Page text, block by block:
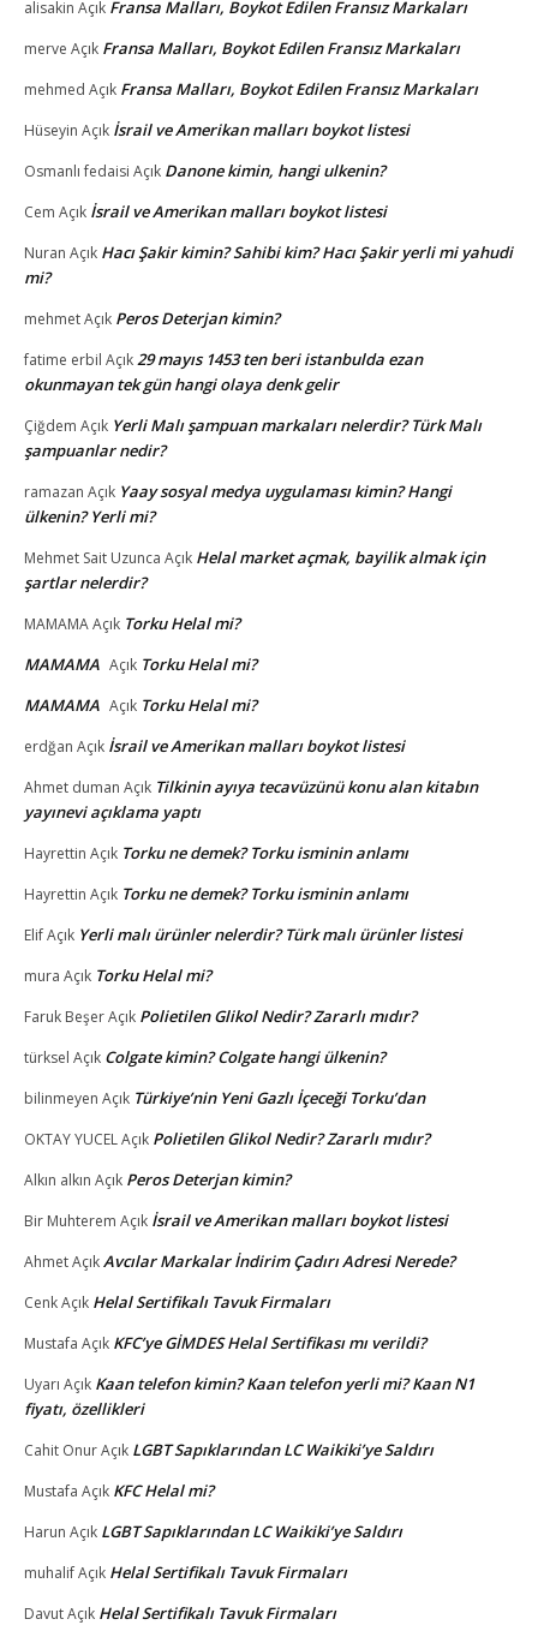
alisakin Açık Fransa Malları, Boykot Edilen Fransız Markaları
merve Açık Fransa Malları, Boykot Edilen Fransız Markaları
mehmed Açık Fransa Malları, Boykot Edilen Fransız Markaları
Hüseyin Açık İsrail ve Amerikan malları boykot listesi
Osmanlı fedaisi Açık Danone kimin, hangi ulkenin?
Cem Açık İsrail ve Amerikan malları boykot listesi
Nuran Açık Hacı Şakir kimin? Sahibi kim? Hacı Şakir yerli mi yahudi
mi?
mehmetAçık Peros Deterjan kimin?
fatime erbil Açık29 mayıs 1453 ten beri istanbulda ezan
okunmayan tek gün hangi olaya denk gelir
Çiğdem Açık Yerli Malı şampuan markaları nelerdir? Türk Malı
şampuanlar nedir?
ramazan Açık Yaay sosyal medya uygulaması kimin? Hangi
ülkenin? Yerli mi?
Mehmet Sait Uzunca Açık Helal market açmak, bayilik almak için
şartlar nelerdir?
MAMAMAAçık Torku Helal mi?
MAMAMA Açık Torku Helal mi?
MAMAMA Açık Torku Helal mi?
erdğan Açık İsrail ve Amerikan malları boykot listesi
Ahmet duman Açık Tilkinin ayıya tecavüzünü konu alan kitabın
yayınevi açıklama yaptı
Hayrettin Açık Torku ne demek? Torku isminin anlamı
Hayrettin Açık Torku ne demek? Torku isminin anlamı
ElifAçık Yerli malı ürünler nelerdir? Türk malı ürünler listesi
mura Açık Torku Helal mi?
Faruk BeşerAçık Polietilen Glikol Nedir? Zararlı mıdır?
türksel Açık Colgate kimin? Colgate hangi ülkenin?
bilinmeyen Açık Türkiye’nin Yeni Gazlı İçeceği Torku’dan
OKTAY YUCELAçık Polietilen Glikol Nedir? Zararlı mıdır?
Alkın alkın Açık Peros Deterjan kimin?
Bir Muhterem Açık İsrail ve Amerikan malları boykot listesi
AhmetAçıkAvcılar Markalar İndirim Çadırı Adresi Nerede?
CenkAçık Helal Sertifikalı Tavuk Firmaları
Mustafa Açık KFC’ye GİMDES Helal Sertifikası mı verildi?
Uyarı Açık Kaan telefon kimin? Kaan telefon yerli mi? Kaan N1
fiyatı, özellikleri
Cahit OnurAçık LGBT Sapıklarından LC Waikiki’ye Saldırı
Mustafa Açık KFC Helal mi?
Harun Açık LGBT Sapıklarından LC Waikiki’ye Saldırı
muhalifAçık Helal Sertifikalı Tavuk Firmaları
DavutAçık Helal Sertifikalı Tavuk Firmaları